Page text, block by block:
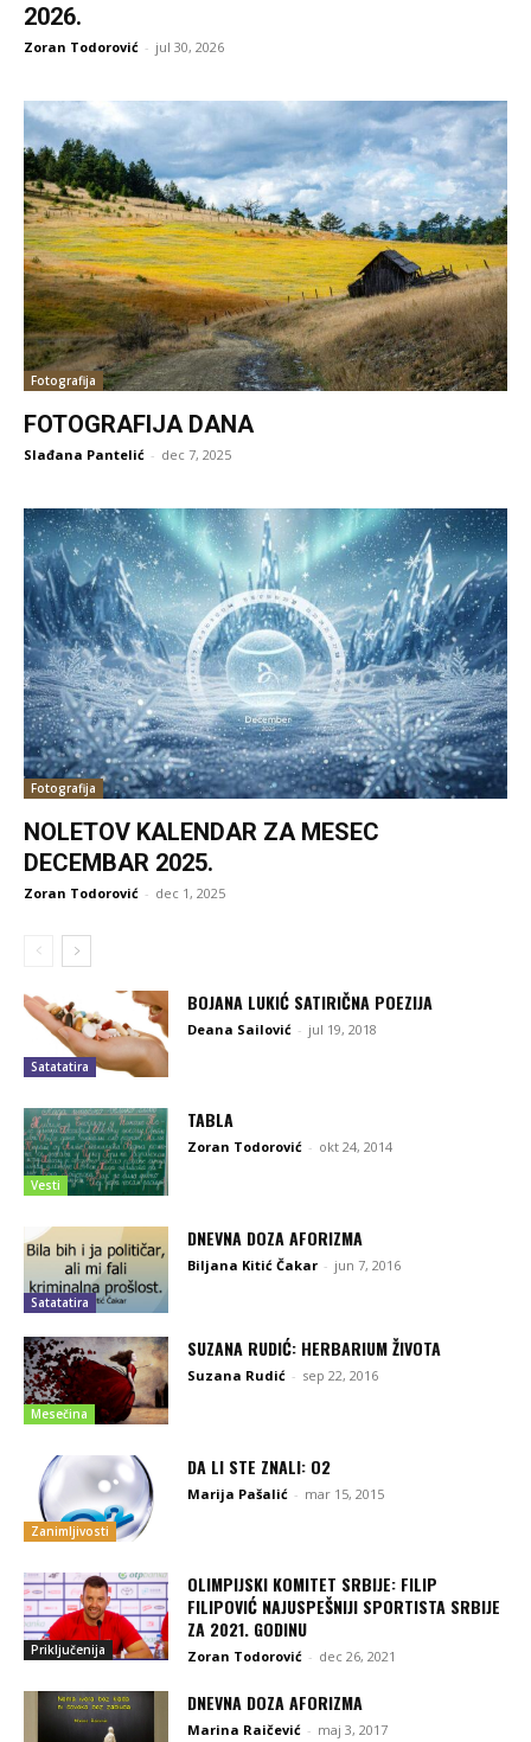
2026.
Zoran Todorović - jul 30, 2026
Fotografija
FOTOGRAFIJA DANA
Slađana Pantelić - dec 7, 2025
Fotografija
NOLETOV KALENDAR ZA MESEC
DECEMBAR 2025.
Zoran Todorović - dec 1, 2025
Satatatira
BOJANA LUKIĆ SATIRIČNA POEZIJA
Deana Sailović - jul 19, 2018
Vesti
TABLA
Zoran Todorović - okt 24, 2014
Satatatira
DNEVNA DOZA AFORIZMA
Biljana Kitić Čakar - jun 7, 2016
Mesečina
SUZANA RUDIĆ: HERBARIUM ŽIVOTA
Suzana Rudić - sep 22, 2016
Zanimljivosti
DA LI STE ZNALI: O2
Marija Pašalić - mar 15, 2015
Priključenija
OLIMPIJSKI KOMITET SRBIJE: FILIP
FILIPOVIĆ NAJUSPEŠNIJI SPORTISTA SRBIJE
ZA 2021. GODINU
Zoran Todorović - dec 26, 2021
DNEVNA DOZA AFORIZMA
Marina Raičević - maj 3, 2017